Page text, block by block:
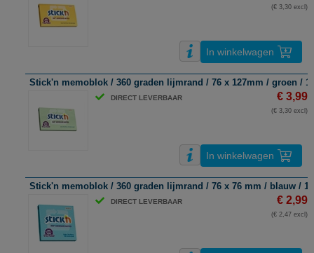
(€ 3,30 excl)
In winkelwagen
Stick'n memoblok / 360 graden lijmrand / 76 x 127mm / groen /
DIRECT LEVERBAAR € 3,99
(€ 3,30 excl)
In winkelwagen
Stick'n memoblok / 360 graden lijmrand / 76 x 76 mm / blauw /
DIRECT LEVERBAAR € 2,99
(€ 2,47 excl)